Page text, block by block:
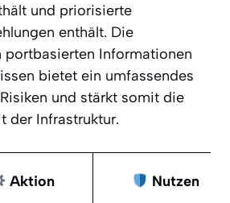
und priorisierte
enthält. Die
portbasierten Informationen
bietet ein umfassendes
und stärkt somit die
der Infrastruktur.
Aktion Nutzen